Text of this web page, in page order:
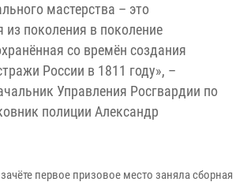
мастерства – это
из поколения в поколение
со времён создания
России в 1811 году», –
Управления Росгвардии по
полиции Александр
первое призовое место заняла сборная